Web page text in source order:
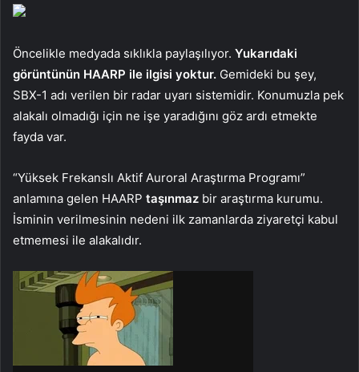
Öncelikle medyada sıklıkla paylaşılıyor. Yukarıdaki
görüntünün HAARP ile ilgisi yoktur. Gemideki bu şey,
SBX-1 adı verilen bir radar uyarı sistemidir. Konumuzla pek
alakalı olmadığı için ne işe yaradığını göz ardı etmekte
fayda var.
“Yüksek Frekanslı Aktif Auroral Araştırma Programı”
anlamına gelen HAARP taşınmaz bir araştırma kurumu.
İsminin verilmesinin nedeni ilk zamanlarda ziyaretçi kabul
etmemesi ile alakalıdır.